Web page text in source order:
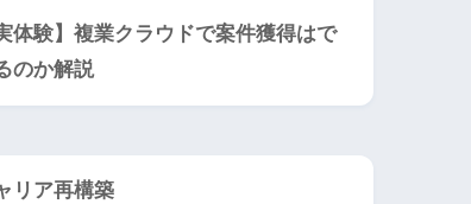
体験】複業クラウドで案件獲得はで
のか解説
リア再構築